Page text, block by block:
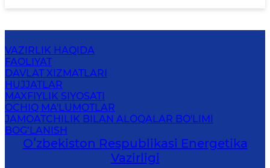
VAZIRLIK HAQIDA
FAOLIYAT
DAVLAT XIZMATLARI
HUJJATLAR
MAXFIYLIK SIYOSATI
OCHIQ MA'LUMOTLAR
JAMOATCHILIK BILAN ALOQALAR BO'LIMI
BOG‘LANISH
Oʻzbekiston Respublikasi Energetika
Vazirligi